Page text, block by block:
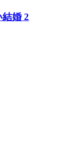
婚 2